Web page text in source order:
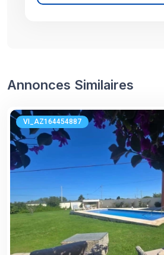
Annonces Similaires
VI_AZ164454887